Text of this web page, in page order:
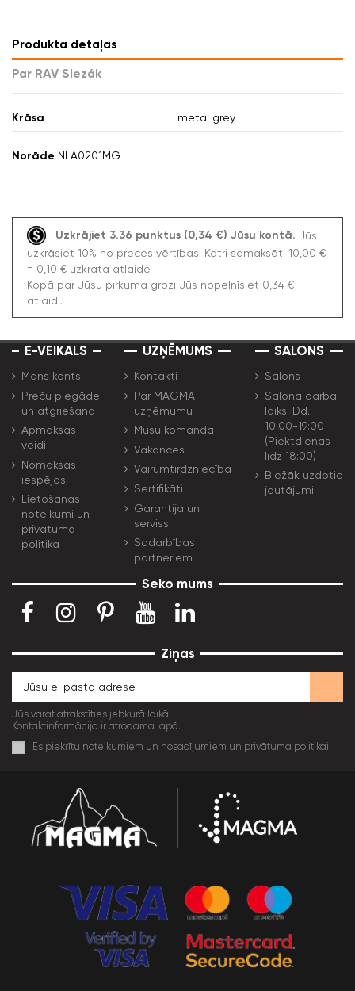
Produkta detaļas
Par RAV Slezák
Krāsa metal grey
Norāde NLA0201MG
Uzkrājiet 3.36 punktus (0,34 €) Jūsu kontā. Jūs
uzkrāsiet 10% no preces vērtības. Katri samaksāti 10,00 €
= 0,10 € uzkrāta atlaide.
Kopā par Jūsu pirkuma grozi Jūs nopelnīsiet 0,34 €
atlaidi.
E-VEIKALS
Mans konts
Preču piegāde
un atgriešana
Apmaksas
veidi
Nomaksas
iespējas
Lietošanas
noteikumi un
privātuma
politika
UZŅĒMUMS
Kontakti
Par MAGMA
uzņēmumu
Mūsu komanda
Vakances
Vairumtirdzniecība
Sertifikāti
Garantija un
serviss
Sadarbības
partneriem
SALONS
Salons
Salona darba
laiks: Dd.
10:00-19:00
(Piektdienās
līdz 18:00)
Biežāk uzdotie
jautājumi
Seko mums
Ziņas
Jūs varat atrakstīties jebkurā laikā.
Kontaktinformācija ir atrodama lapā.
Es piekrītu noteikumiem un nosacījumiem un privātuma politikai